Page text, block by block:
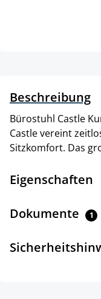
Beschreibung
Bürostuhl Castle
Castle vereint
Sitzkomfort. Das
Eigenschaften
Dokumente 1